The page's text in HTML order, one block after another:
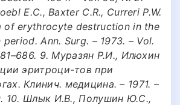
E.C., Baxter C.R., Curreri P.W.
of erythrocyte destruction in the
Ann. Surg. – 1973. – Vol.
9. Муразян Р.И., Илюхин
эритроци-тов при
Клинич. медицина. – 1971. –
10. Шлык И.В., Полушин Ю.С.,